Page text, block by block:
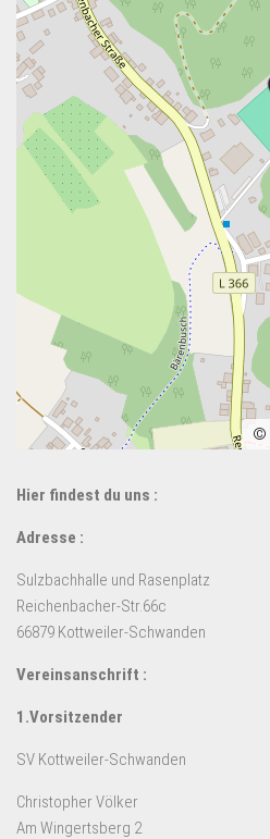
©
Hier findest du uns :
Adresse :
Sulzbachhalle und Rasenplatz
Reichenbacher-Str.66c
66879 Kottweiler-Schwanden
Vereinsanschrift :
1.Vorsitzender
SV Kottweiler-Schwanden
Christopher Völker
Am Wingertsberg 2